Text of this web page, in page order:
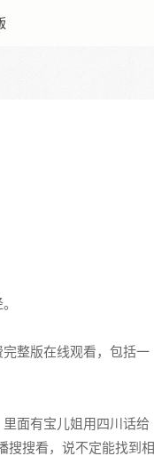
完整版在线观看，包括一
面有宝儿姐用四川话给
搜搜看，说不定能找到相